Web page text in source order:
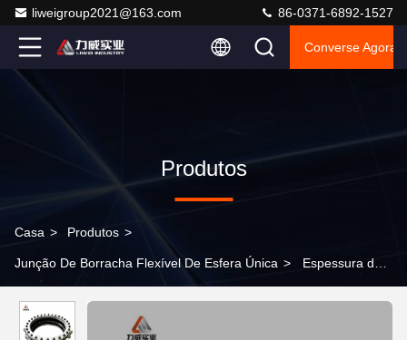
liweigroup2021@163.com 86-0371-6892-1527
Converse Agora
Produtos
Casa > Produtos >
Junção De Borracha Flexível De Esfera Única > Espessura do
parafusos para conexão macia da articulação de borracha